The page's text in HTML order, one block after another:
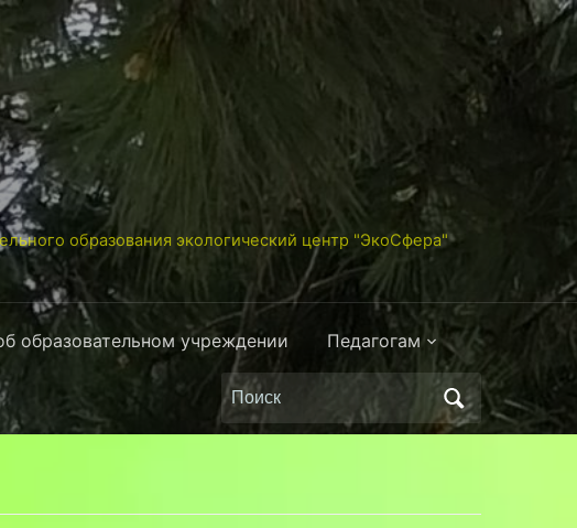
образования экологический центр "ЭкоСфера"
образовательном учреждении Педагогам
Поиск
по: